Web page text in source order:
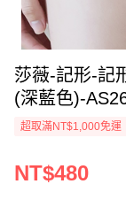
莎薇-記形-記
(深藍色)-
超取滿NT$1,000免運
NT$480